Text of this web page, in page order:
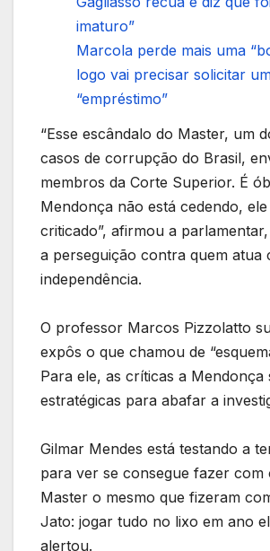
imaturo”
Marcola perde mais uma
logo vai precisar solicitar
“empréstimo”
“Esse escândalo do Master, um
casos de corrupção do Brasil,
membros da Corte Superior. É
Mendonça não está cedendo,
criticado”, afirmou a
a perseguição contra quem atua
independência.
O professor Marcos Pizzolatto
expôs o que chamou de
Para ele, as críticas a Mendonça
estratégicas para abafar a
Gilmar Mendes está testando a
para ver se consegue fazer com
Master o mesmo que fizeram
Jato: jogar tudo no lixo em ano
alertou.